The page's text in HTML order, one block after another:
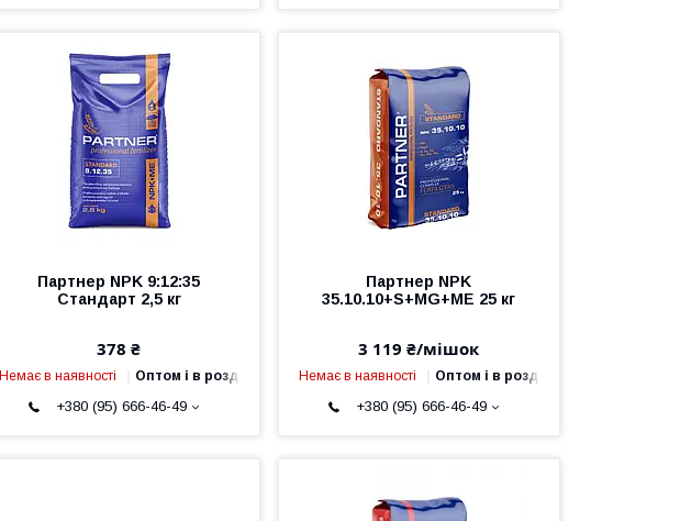
Партнер NPK 9:12:35
Стандарт 2,5 кг
378 ₴
Немає в наявності Оптом і в роздріб
+380 (95) 666-46-49
Партнер NPK
35.10.10+S+MG+ME 25 кг
3 119 ₴/мішок
Немає в наявності Оптом і в роздріб
+380 (95) 666-46-49